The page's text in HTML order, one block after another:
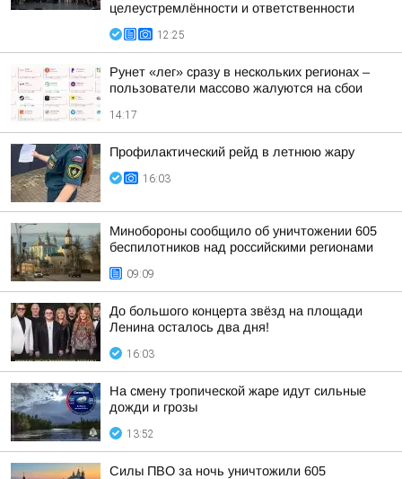
целеустремлённости и ответственности
12:25
Рунет «лег» сразу в нескольких регионах –
пользователи массово жалуются на сбои
14:17
Профилактический рейд в летнюю жару
16:03
Минобороны сообщило об уничтожении 605
беспилотников над российскими регионами
09:09
До большого концерта звёзд на площади
Ленина осталось два дня!
16:03
На смену тропической жаре идут сильные
дожди и грозы
13:52
Силы ПВО за ночь уничтожили 605